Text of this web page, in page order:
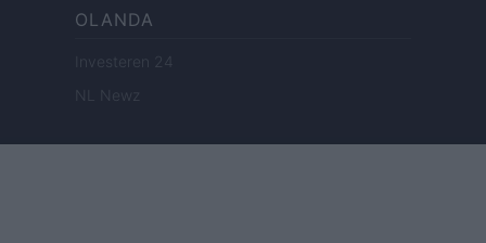
OLANDA
Investeren 24
NL Newz